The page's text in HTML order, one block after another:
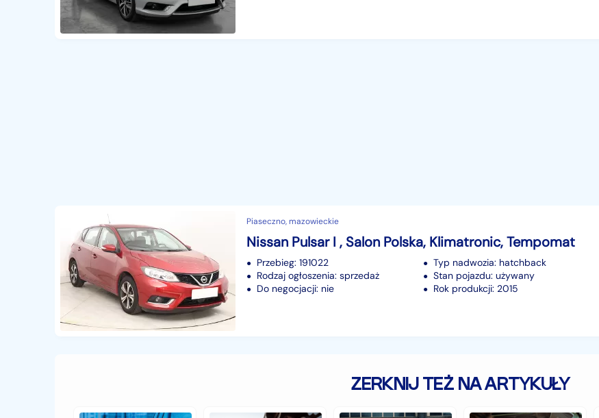
Piaseczno, mazowieckie
Nissan Pulsar I , Salon Polska, Klimatronic, Tempomat
Przebieg: 191022
Rodzaj ogłoszenia: sprzedaż
Do negocjacji: nie
Typ nadwozia: hatchback
Stan pojazdu: używany
Rok produkcji: 2015
ZERKNIJ TEŻ NA ARTYKUŁY